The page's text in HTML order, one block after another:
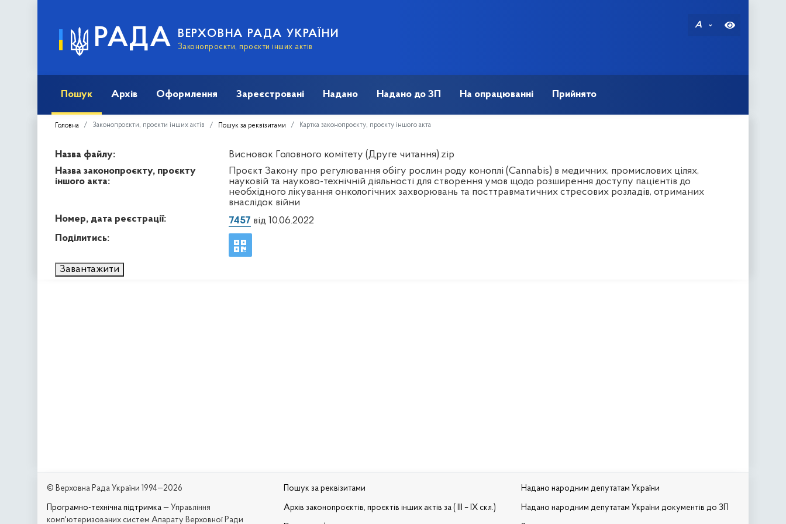
РАДА ВЕРХОВНА РАДА УКРАЇНИ
Законопроєкти, проєкти інших актів
A
Пошук Архів Оформлення Зареєстровані Надано Надано до ЗП На опрацюванні Прийнято
Головна Законопроєкти, проєкти інших актів Пошук за реквізитами Картка законопроєкту, проєкту іншого акта
Назва файлу:
Висновок Головного комітету (Друге читання).zip
Назва законопроєкту, проєкту
іншого акта:
Проєкт Закону про регулювання обігу рослин роду коноплі (Cannabis) в медичних, промислових цілях,
науковій та науково-технічній діяльності для створення умов щодо розширення доступу пацієнтів до
необхідного лікування онкологічних захворювань та посттравматичних стресових розладів, отриманих
внаслідок війни
Номер, дата реєстрації:
7457 від 10.06.2022
Поділитись:
Завантажити
© Верховна Рада України 1994—2026
Програмно-технічна підтримка — Управління
комп'ютеризованих систем Апарату Верховної Ради
Пошук за реквізитами
Архів законопроєктів, проєктів інших актів за ( III – IX скл.)
Надано народним депутатам України
Надано народним депутатам України документів до ЗП